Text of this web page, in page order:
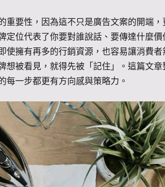
重要性，因為這不只是廣告文案的開端
定位代表了你要對誰說話、要傳達什麼
使擁有再多的行銷資源，也容易讓消費
想被看見，就得先被「記住」。這篇文
每一步都更有方向感與策略力。